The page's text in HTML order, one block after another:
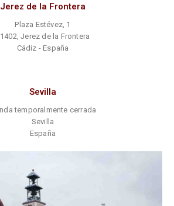
Jerez de la Frontera
Plaza Estévez, 1
Jerez de la Frontera
Cádiz - España
Sevilla
temporalmente cerrada
Sevilla
España